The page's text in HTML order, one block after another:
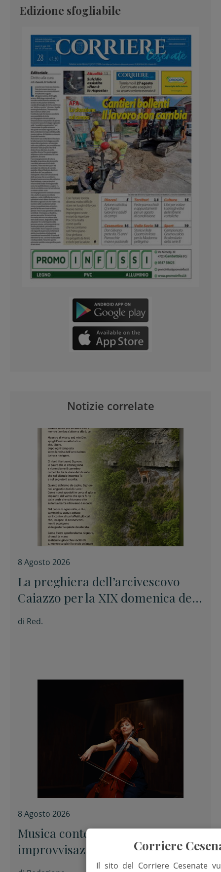
Edizione sfogliabile
Notizie correlate
8 Agosto 2026
La preghiera dell’arcivescovo
Caiazzo per la XIX domenica del
Tempo ordinario
di Red.
8 Agosto 2026
Musica contemporanea e
improvvisazione alla Fondazione
Tito Balestra di Longiano
Corriere
Il sito del Corriere Cesenate